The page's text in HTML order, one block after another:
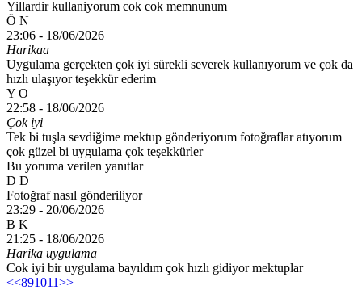
Yillardir kullaniyorum cok cok memnunum
Ö N
23:06 - 18/06/2026
Harikaa
Uygulama gerçekten çok iyi sürekli severek kullanıyorum ve çok da
hızlı ulaşıyor teşekkür ederim
Y O
22:58 - 18/06/2026
Çok iyi
Tek bi tuşla sevdiğime mektup gönderiyorum fotoğraflar atıyorum
çok güzel bi uygulama çok teşekkürler
Bu yoruma verilen yanıtlar
D D
Fotoğraf nasıl gönderiliyor
23:29 - 20/06/2026
B K
21:25 - 18/06/2026
Harika uygulama
Cok iyi bir uygulama bayıldım çok hızlı gidiyor mektuplar
<<891011>>